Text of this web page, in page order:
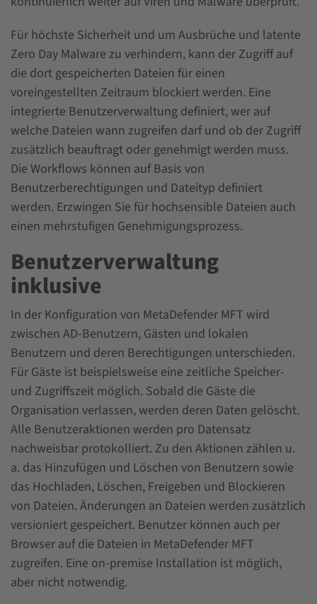
Für höchste Sicherheit und um Ausbrüche und latente
Zero Day Malware zu verhindern, kann der Zugriff auf
die dort gespeicherten Dateien für einen
voreingestellten Zeitraum blockiert werden. Eine
integrierte Benutzerverwaltung definiert, wer auf
welche Dateien wann zugreifen darf und ob der Zugriff
zusätzlich beauftragt oder genehmigt werden muss.
Die Workflows können auf Basis von
Benutzerberechtigungen und Dateityp definiert
werden. Erzwingen Sie für hochsensible Dateien auch
einen mehrstufigen Genehmigungsprozess.
Benutzerverwaltung
inklusive
In der Konfiguration von MetaDefender MFT wird
zwischen AD-Benutzern, Gästen und lokalen
Benutzern und deren Berechtigungen unterschieden.
Für Gäste ist beispielsweise eine zeitliche Speicher-
und Zugriffszeit möglich. Sobald die Gäste die
Organisation verlassen, werden deren Daten gelöscht.
Alle Benutzeraktionen werden pro Datensatz
nachweisbar protokolliert. Zu den Aktionen zählen u.
a. das Hinzufügen und Löschen von Benutzern sowie
das Hochladen, Löschen, Freigeben und Blockieren
von Dateien. Änderungen an Dateien werden zusätzlich
versioniert gespeichert. Benutzer können auch per
Browser auf die Dateien in MetaDefender MFT
zugreifen. Eine on-premise Installation ist möglich,
aber nicht notwendig.